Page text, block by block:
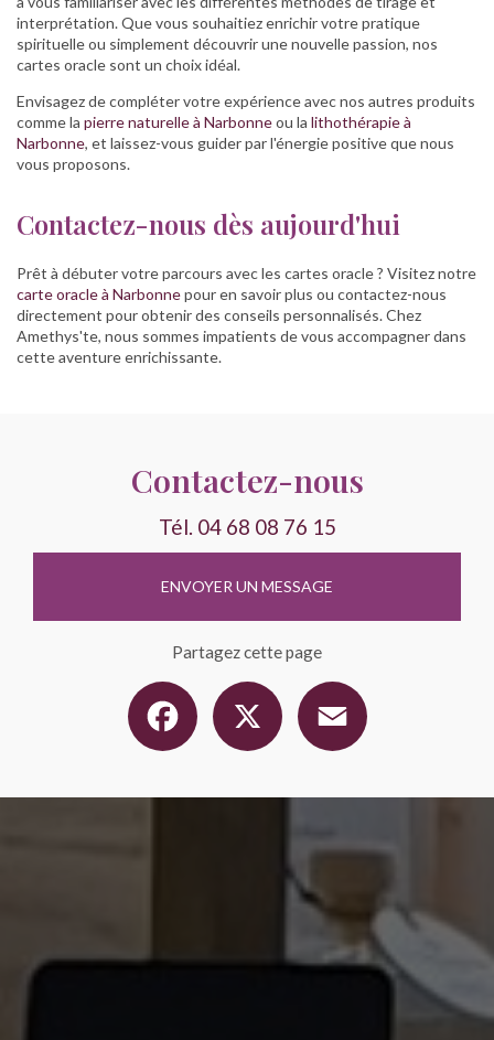
interprétation. Que vous souhaitiez enrichir votre pratique
spirituelle ou simplement découvrir une nouvelle passion, nos
cartes oracle sont un choix idéal.
Envisagez de compléter votre expérience avec nos autres produits
comme la pierre naturelle à Narbonneou la lithothérapie à
Narbonne, et laissez-vous guider par l'énergie positive que nous
vous proposons.
Contactez-nous dès aujourd'hui
Prêt à débuter votre parcours avec les cartes oracle ? Visitez notre
carte oracle à Narbonnepour en savoir plus ou contactez-nous
directement pour obtenir des conseils personnalisés. Chez
Amethys'te, nous sommes impatients de vous accompagner dans
cette aventure enrichissante.
Contactez-nous
Tél. 04 68 08 76 15
ENVOYER UN MESSAGE
Partagez cette page
Facebook